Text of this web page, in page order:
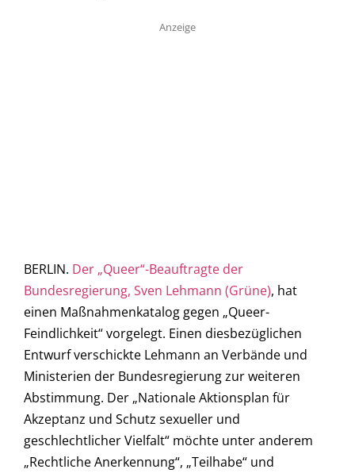
Anzeige
BERLIN. Der „Queer“-Beauftragte der
Bundesregierung, Sven Lehmann (Grüne), hat
einen Maßnahmenkatalog gegen „Queer-
Feindlichkeit“ vorgelegt. Einen diesbezüglichen
Entwurf verschickte Lehmann an Verbände und
Ministerien der Bundesregierung zur weiteren
Abstimmung. Der „Nationale Aktionsplan für
Akzeptanz und Schutz sexueller und
geschlechtlicher Vielfalt“ möchte unter anderem
„Rechtliche Anerkennung“, „Teilhabe“ und